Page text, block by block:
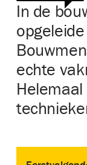
In de
echte